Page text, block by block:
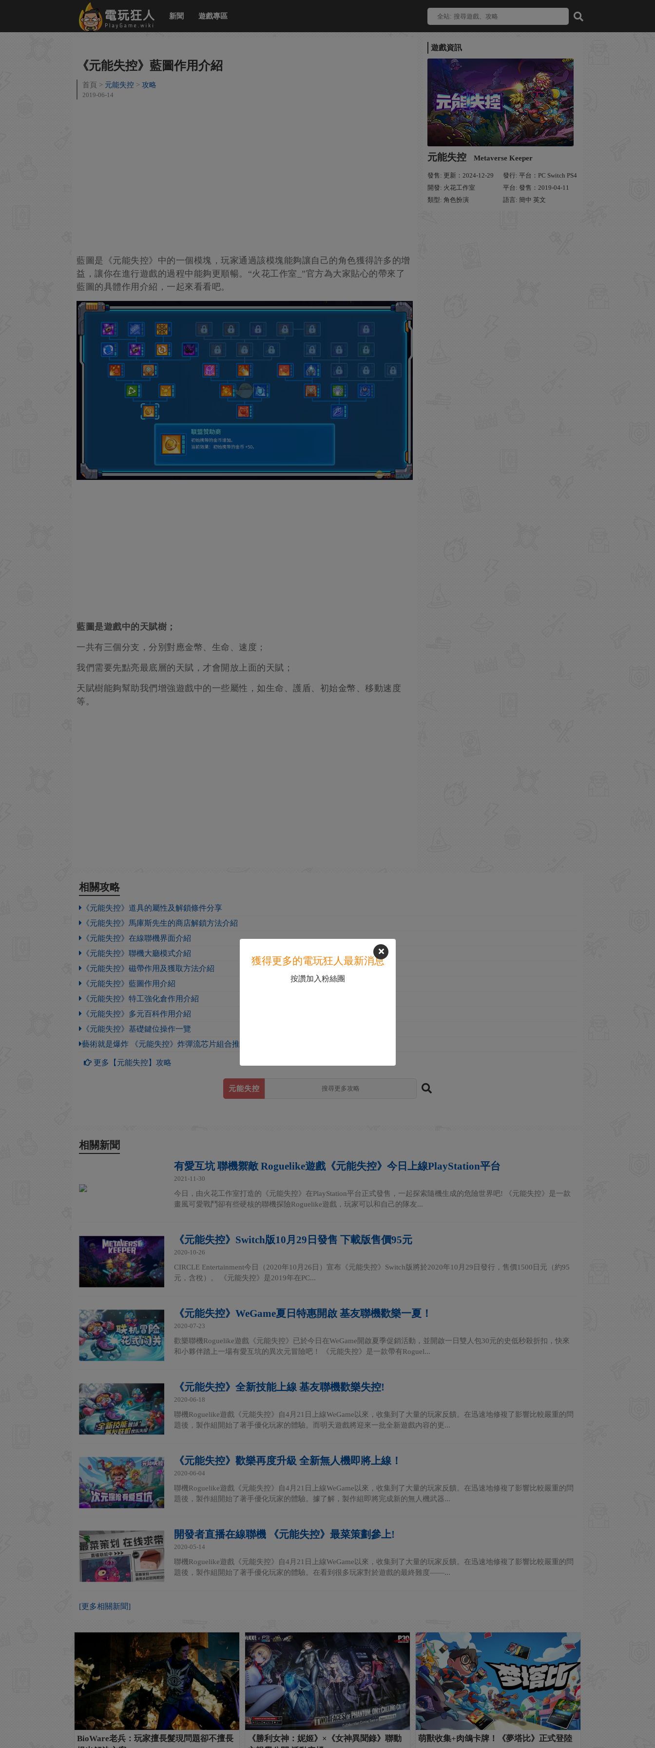
新聞 遊戲專區
遊戲資訊
元能失控 Metaverse Keeper
發售: 更新：2024-12-29
發行: 平台：PC Switch PS4
開發: 火花工作室
平台: 發售：2019-04-11
類型: 角色扮演
語言: 簡中 英文
《元能失控》藍圖作用介紹
首頁 元能失控 攻略
2019-06-14
藍圖是《元能失控》中的一個模塊，玩家通過該模塊能夠讓自己的角色獲得許多的增
益，讓你在進行遊戲的過程中能夠更順暢。“火花工作室_”官方為大家貼心的帶來了
藍圖的具體作用介紹，一起來看看吧。
藍圖是遊戲中的天賦樹；
一共有三個分支，分別對應金幣、生命、速度；
我們需要先點亮最底層的天賦，才會開放上面的天賦；
天賦樹能夠幫助我們增強遊戲中的一些屬性，如生命、護盾、初始金幣、移動速度
等。
相關攻略
《元能失控》道具的屬性及解鎖條件分享
《元能失控》馬庫斯先生的商店解鎖方法介紹
《元能失控》在線聯機界面介紹
《元能失控》聯機大廳模式介紹
《元能失控》磁帶作用及獲取方法介紹
《元能失控》藍圖作用介紹
《元能失控》特工強化倉作用介紹
《元能失控》多元百科作用介紹
《元能失控》基礎鍵位操作一覽
藝術就是爆炸 《元能失控》炸彈流芯片組合推薦
更多【元能失控】攻略
元能失控
相關新聞
有愛互坑 聯機禦敵 Roguelike遊戲《元能失控》今日上線PlayStation平台
2021-11-30
今日，由火花工作室打造的《元能失控》在PlayStation平台正式發售，一起探索隨機生成的危險世界吧! 《元能失控》是一款
畫風可愛戰鬥卻有些硬核的聯機探險Roguelike遊戲，玩家可以和自己的隊友...
《元能失控》Switch版10月29日發售 下載版售價95元
2020-10-26
CIRCLE Entertainment今日（2020年10月26日）宣布《元能失控》Switch版將於2020年10月29日發行，售價1500日元（約95
元，含稅）。 《元能失控》是2019年在PC...
《元能失控》WeGame夏日特惠開啟 基友聯機歡樂一夏！
2020-07-23
歡樂聯機Roguelike遊戲《元能失控》已於今日在WeGame開啟夏季促銷活動，並開啟一日雙人包30元的史低秒殺折扣，快來
和小夥伴踏上一場有愛互坑的異次元冒險吧！ 《元能失控》是一款帶有Roguel...
《元能失控》全新技能上線 基友聯機歡樂失控!
2020-06-18
聯機Roguelike遊戲《元能失控》自4月21日上線WeGame以來，收集到了大量的玩家反饋。在迅速地修複了影響比較嚴重的問
題後，製作組開始了著手優化玩家的體驗。而明天遊戲將迎來一批全新遊戲內容的更...
《元能失控》歡樂再度升級 全新無人機即將上線！
2020-06-04
聯機Roguelike遊戲《元能失控》自4月21日上線WeGame以來，收集到了大量的玩家反饋。在迅速地修複了影響比較嚴重的問
題後，製作組開始了著手優化玩家的體驗。據了解，製作組即將完成新的無人機武器...
開發者直播在線聯機 《元能失控》最菜策劃參上!
2020-05-14
聯機Roguelike遊戲《元能失控》自4月21日上線WeGame以來，收集到了大量的玩家反饋。在迅速地修複了影響比較嚴重的問
題後，製作組開始了著手優化玩家的體驗。在看到很多玩家對於遊戲的最終難度——...
[更多相關新聞]
BioWare老兵：玩家擅長髮現問題卻不擅長
《勝利女神：妮姬》×《女神異聞錄》聯動
萌獸收集+肉鴿卡牌！《夢塔比》正式登陸
獲得更多的電玩狂人最新消息
按讚加入粉絲團